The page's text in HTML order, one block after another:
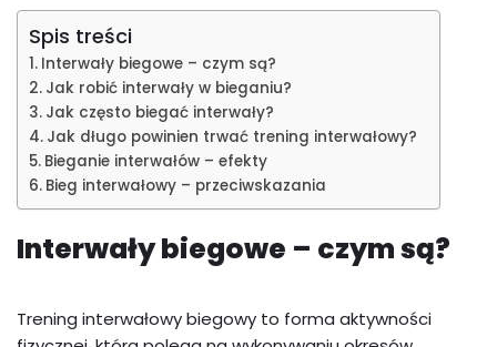
Spis treści
Interwały biegowe – czym są?
Jak robić interwały w bieganiu?
Jak często biegać interwały?
Jak długo powinien trwać trening interwałowy?
Bieganie interwałów – efekty
Bieg interwałowy – przeciwskazania
Interwały biegowe – czym są?
Trening interwałowy biegowy to forma aktywności